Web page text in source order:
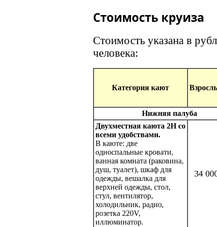
Стоимость круиза
Стоимость указана в
человека:
Категория кают
Нижняя палуба
Двухместная каюта 2Н со
всеми удобствами.
В каюте: две
односпальные кровати,
ванная комната (раковина,
душ, туалет), шкаф для
одежды, вешалка для
верхней одежды, стол,
стул, вентилятор,
холодильник, радио,
розетка 220V,
иллюминатор.
34